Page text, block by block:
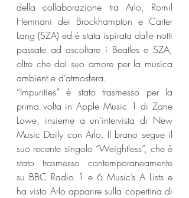
della collaborazione tra Arlo, Romil
Hemnani dei Brockhampton e Carter
Lang (SZA) ed è stata ispirata dalle notti
passate ad ascoltare i Beatles e SZA,
oltre che dal suo amore per la musica
ambient e d’atmosfera.
“Impurities” è stato trasmesso per la
prima volta in Apple Music 1 di Zane
Lowe, insieme a un’intervista di New
Music Daily con Arlo. Il brano segue il
suo recente singolo “Weightless”, che è
stato trasmesso contemporaneamente
su BBC Radio 1 e 6 Music’s A Lists e
ha visto Arlo apparire sulla copertina di